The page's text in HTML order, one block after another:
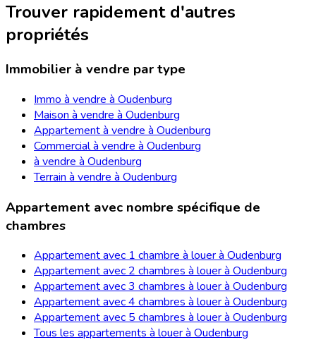
Trouver rapidement d'autres
propriétés
Immobilier à vendre par type
Immo à vendre à Oudenburg
Maison à vendre à Oudenburg
Appartement à vendre à Oudenburg
Commercial à vendre à Oudenburg
à vendre à Oudenburg
Terrain à vendre à Oudenburg
Appartement avec nombre spécifique de
chambres
Appartement avec 1 chambre à louer à Oudenburg
Appartement avec 2 chambres à louer à Oudenburg
Appartement avec 3 chambres à louer à Oudenburg
Appartement avec 4 chambres à louer à Oudenburg
Appartement avec 5 chambres à louer à Oudenburg
Tous les appartements à louer à Oudenburg